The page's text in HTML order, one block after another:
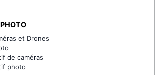
et Drones
de caméras
photo